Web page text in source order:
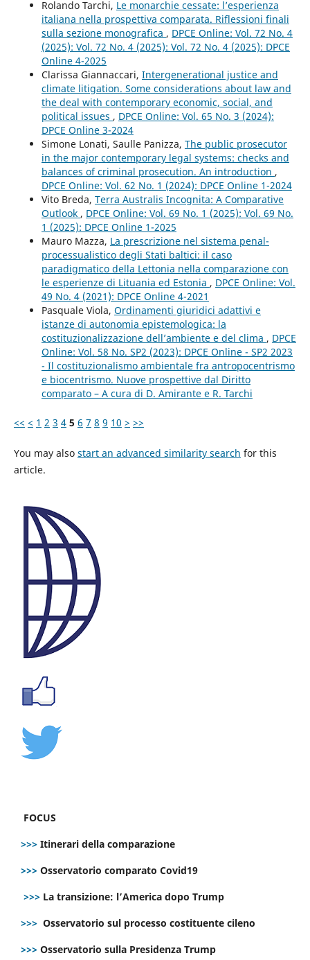
Rolando Tarchi, Le monarchie cessate: l’esperienza
italiana nella prospettiva comparata. Riflessioni finali
sulla sezione monografica , DPCE Online: Vol. 72 No. 4
(2025): Vol. 72 No. 4 (2025): Vol. 72 No. 4 (2025): DPCE
Online 4-2025
Clarissa Giannaccari, Intergenerational justice and
climate litigation. Some considerations about law and
the deal with contemporary economic, social, and
political issues , DPCE Online: Vol. 65 No. 3 (2024):
DPCE Online 3-2024
Simone Lonati, Saulle Panizza, The public prosecutor
in the major contemporary legal systems: checks and
balances of criminal prosecution. An introduction ,
DPCE Online: Vol. 62 No. 1 (2024): DPCE Online 1-2024
Vito Breda, Terra Australis Incognita: A Comparative
Outlook , DPCE Online: Vol. 69 No. 1 (2025): Vol. 69 No.
1 (2025): DPCE Online 1-2025
Mauro Mazza, La prescrizione nel sistema penal-
processualistico degli Stati baltici: il caso
paradigmatico della Lettonia nella comparazione con
le esperienze di Lituania ed Estonia , DPCE Online: Vol.
49 No. 4 (2021): DPCE Online 4-2021
Pasquale Viola, Ordinamenti giuridici adattivi e
istanze di autonomia epistemologica: la
costituzionalizzazione dell’ambiente e del clima , DPCE
Online: Vol. 58 No. SP2 (2023): DPCE Online - SP2 2023
- Il costituzionalismo ambientale fra antropocentrismo
e biocentrismo. Nuove prospettive dal Diritto
comparato – A cura di D. Amirante e R. Tarchi
<< < 1 2 3 4 5 6 7 8 9 10 > >>
You may also start an advanced similarity search for this
article.
FOCUS
>>> Itinerari della comparazione
>>> Osservatorio comparato Covid19
>>> La transizione: l’America dopo Trump
>>> Osservatorio sul processo costituente cileno
>>> Osservatorio sulla Presidenza Trump